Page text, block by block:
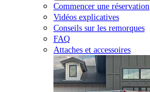
Commencer une réservation
Vidéos explicatives
Conseils sur les remorques
FAQ
Attaches et accessoires